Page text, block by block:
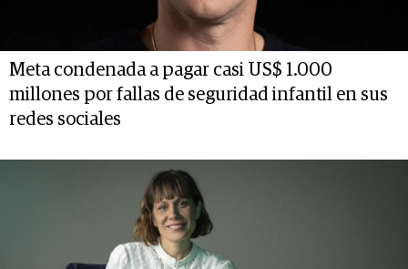
Meta condenada a pagar casi US$ 1.000
millones por fallas de seguridad infantil en sus
redes sociales